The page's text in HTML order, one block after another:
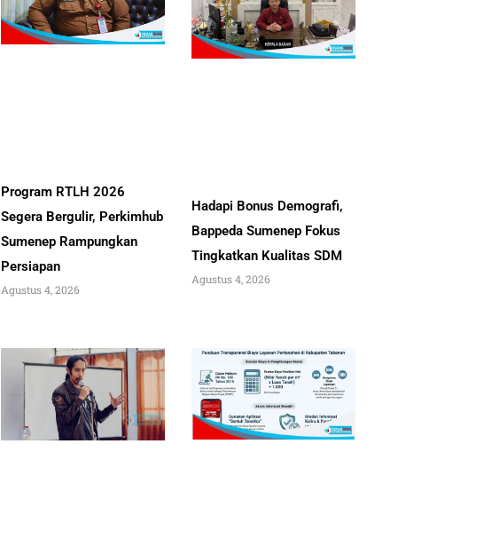
Program RTLH 2026
Segera Bergulir, Perkimhub
Sumenep Rampungkan
Persiapan
Agustus 4, 2026
Hadapi Bonus Demografi,
Bappeda Sumenep Fokus
Tingkatkan Kualitas SDM
Agustus 4, 2026